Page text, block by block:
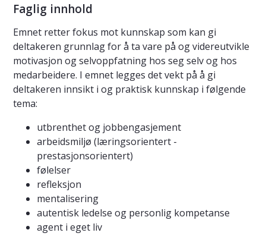
Faglig innhold
Emnet retter fokus mot kunnskap som kan gi
deltakeren grunnlag for å ta vare på og videreutvikle
motivasjon og selvoppfatning hos seg selv og hos
medarbeidere. I emnet legges det vekt på å gi
deltakeren innsikt i og praktisk kunnskap i følgende
tema:
utbrenthet og jobbengasjement
arbeidsmiljø (læringsorientert -
prestasjonsorientert)
følelser
refleksjon
mentalisering
autentisk ledelse og personlig kompetanse
agent i eget liv